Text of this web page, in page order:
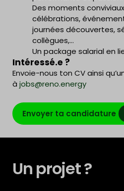
Des moments
célébrations,
journées découvertes,
collègues,…
Un package salarial en
Intéressé.e ?
Envoie-nous ton CV ainsi
à jobs@reno.energy
Envoyer ta candidature
Un projet ?